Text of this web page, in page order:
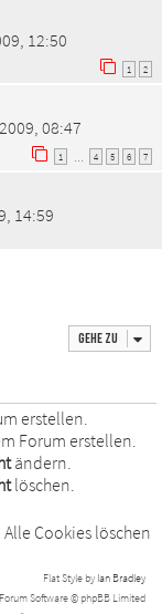
12:50
1 2
08:47
1 4 5 6 7
14:59
Gehe zu
erstellen.
Forum erstellen.
ändern.
löschen.
Alle Cookies löschen
Flat Style by Ian Bradley
Software © phpBB Limited